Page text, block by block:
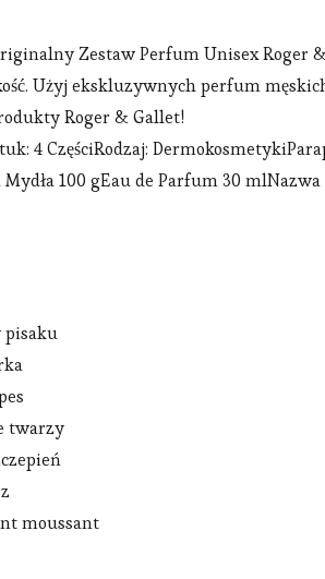
Zestaw Perfum Unisex Roger
Użyj ekskluzywnych perfum
Roger & Gallet!
4 CzęściRodzaj:
100 gEau de Parfum 30
pisaku
twarzy
moussant